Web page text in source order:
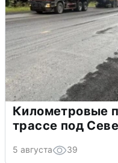
Километровые
трассе под
5 августа 39